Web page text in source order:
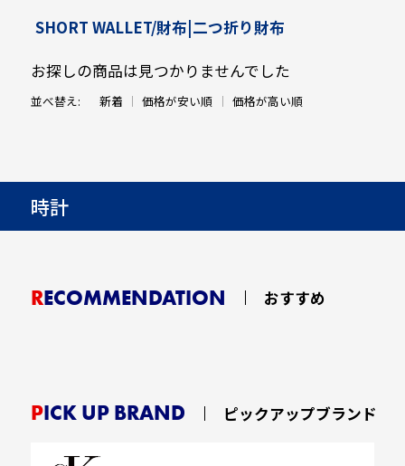
SHORT WALLET/財布|二つ折り財布
お探しの商品は見つかりませんでした
並べ替え: 新着 価格が安い順 価格が高い順
時計
RECOMMENDATION おすすめ
PICK UP BRAND ピックアップブランド